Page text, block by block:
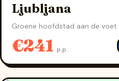
Ljubljana
Groene hoofdstad aan de voet
€241 p.p.